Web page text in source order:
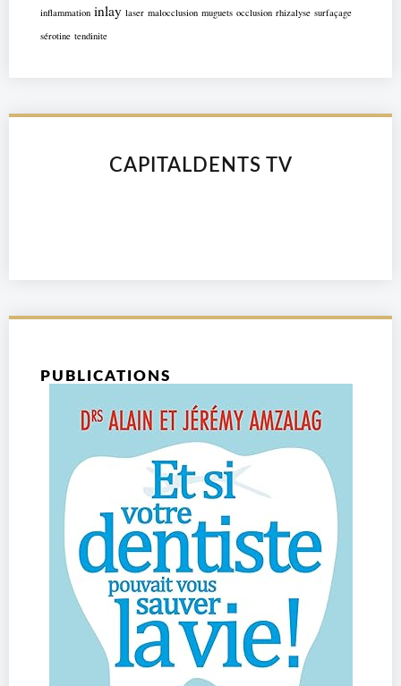
inflammation inlay laser malocclusion muguets occlusion rhizalyse surfaçage
sérotine tendinite
CAPITALDENTS TV
PUBLICATIONS